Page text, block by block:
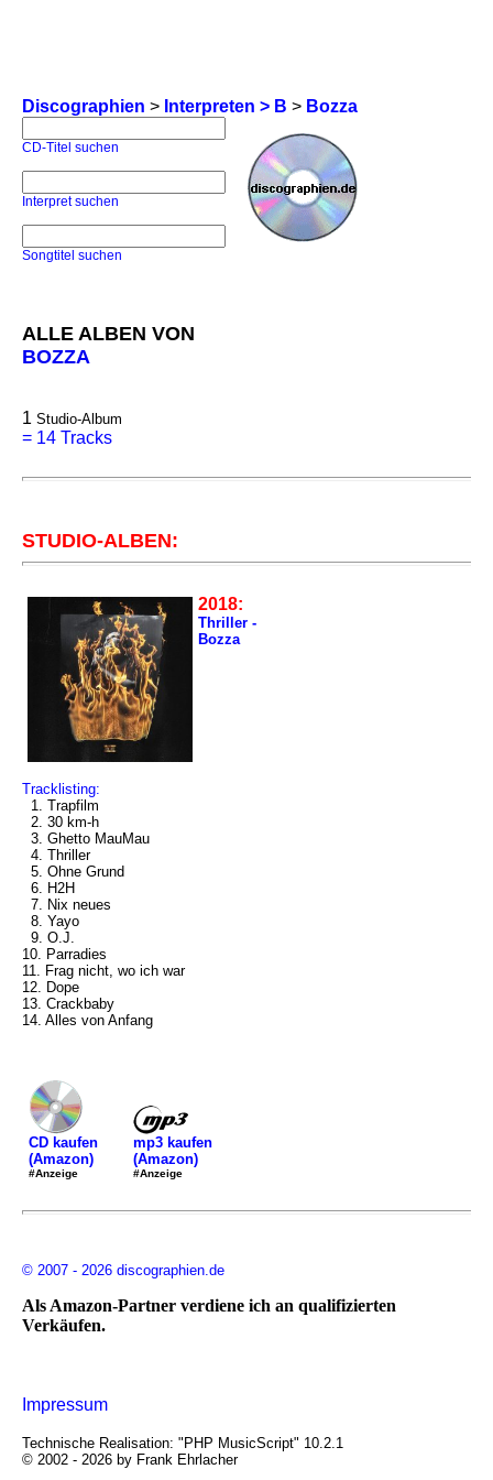
Discographien > Interpreten > B > Bozza
CD-Titel suchen
Interpret suchen
Songtitel suchen
ALLE ALBEN VON
BOZZA
1 Studio-Album
= 14 Tracks
STUDIO-ALBEN:
2018:
Thriller -
Bozza
Tracklisting:
1. Trapfilm
2. 30 km-h
3. Ghetto MauMau
4. Thriller
5. Ohne Grund
6. H2H
7. Nix neues
8. Yayo
9. O.J.
10. Parradies
11. Frag nicht, wo ich war
12. Dope
13. Crackbaby
14. Alles von Anfang
CD kaufen
(Amazon)
#Anzeige
mp3 kaufen
(Amazon)
#Anzeige
© 2007 - 2026 discographien.de
Als Amazon-Partner verdiene ich an qualifizierten
Verkäufen.
Impressum
Technische Realisation: "PHP MusicScript" 10.2.1
© 2002 - 2026 by Frank Ehrlacher